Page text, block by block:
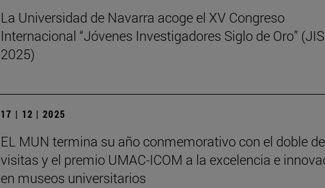
La Universidad de Navarra acoge el XV Congreso
Internacional “Jóvenes Investigadores Siglo de Oro”
2025)
17 | 12 | 2025
EL MUN termina su año conmemorativo con el doble de
visitas y el premio UMAC-ICOM a la excelencia e
en museos universitarios